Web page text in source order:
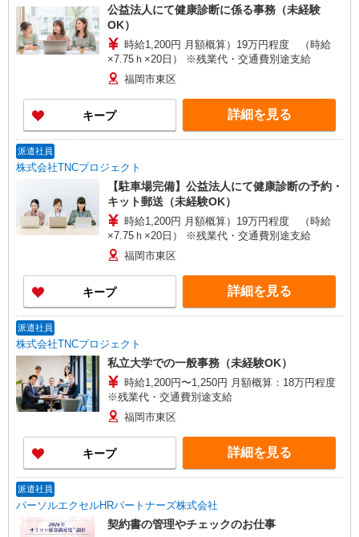
公益法人にて健康診断に係る事務（未経験
OK）
時給1,200円 月額概算）19万円程度 （時給
×7.75ｈ×20日） ※残業代・交通費別途支給
福岡市東区
キープ 詳細を見る
派遣社員
株式会社TNCプロジェクト
【駐車場完備】公益法人にて健康診断の予約・
キット郵送（未経験OK）
時給1,200円 月額概算）19万円程度 （時給
×7.75ｈ×20日） ※残業代・交通費別途支給
福岡市東区
キープ 詳細を見る
派遣社員
株式会社TNCプロジェクト
私立大学での一般事務（未経験OK）
時給1,200円〜1,250円 月額概算：18万円程度
※残業代・交通費別途支給
福岡市東区
キープ 詳細を見る
派遣社員
パーソルエクセルHRパートナーズ株式会社
契約書の管理やチェックのお仕事